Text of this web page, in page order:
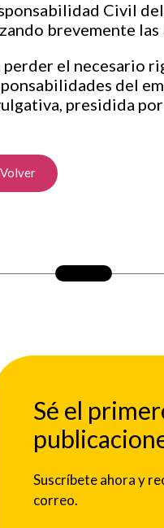
Civil
brevemente
perder el necesario
del
presidida
Volver
Sé el
Suscríbete ahora y
correo.